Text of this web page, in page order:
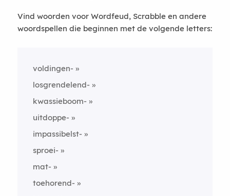
Vind woorden voor Wordfeud, Scrabble en andere
woordspellen die beginnen met de volgende letters:
voldingen-
losgrendelend-
kwassieboom-
uitdoppe-
impassibelst-
sproei-
mat-
toehorend-